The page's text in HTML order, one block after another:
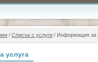
/ Списък с услуги / Информация за
услуга